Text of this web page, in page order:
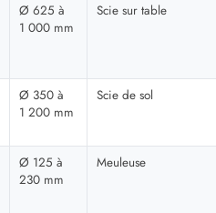
Ø 625 à
1 000 mm
Scie sur table
Ø 350 à
1 200 mm
Scie de sol
Ø 125 à
230 mm
Meuleuse